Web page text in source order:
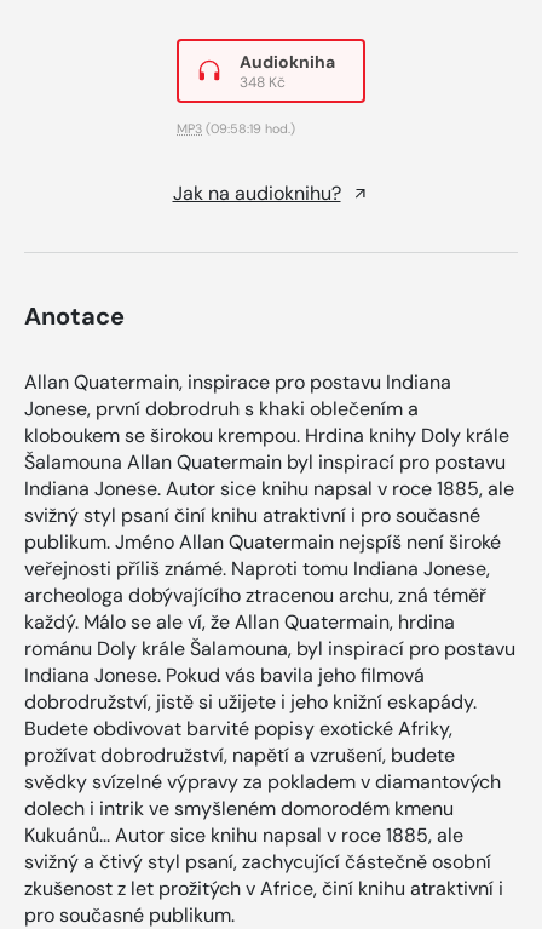
Audiokniha
348 Kč
MP3 (09:58:19 hod.)
Jak na audioknihu?
Anotace
Allan Quatermain, inspirace pro postavu Indiana
Jonese, první dobrodruh s khaki oblečením a
kloboukem se širokou krempou. Hrdina knihy Doly krále
Šalamouna Allan Quatermain byl inspirací pro postavu
Indiana Jonese. Autor sice knihu napsal v roce 1885, ale
svižný styl psaní činí knihu atraktivní i pro současné
publikum. Jméno Allan Quatermain nejspíš není široké
veřejnosti příliš známé. Naproti tomu Indiana Jonese,
archeologa dobývajícího ztracenou archu, zná téměř
každý. Málo se ale ví, že Allan Quatermain, hrdina
románu Doly krále Šalamouna, byl inspirací pro postavu
Indiana Jonese. Pokud vás bavila jeho filmová
dobrodružství, jistě si užijete i jeho knižní eskapády.
Budete obdivovat barvité popisy exotické Afriky,
prožívat dobrodružství, napětí a vzrušení, budete
svědky svízelné výpravy za pokladem v diamantových
dolech i intrik ve smyšleném domorodém kmenu
Kukuánů... Autor sice knihu napsal v roce 1885, ale
svižný a čtivý styl psaní, zachycující částečně osobní
zkušenost z let prožitých v Africe, činí knihu atraktivní i
pro současné publikum.